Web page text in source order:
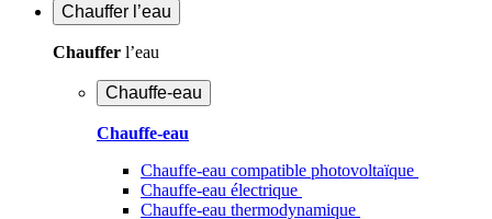
Chauffer l’eau
Chauffer l’eau
Chauffe-eau
Chauffe-eau
Chauffe-eau compatible photovoltaïque
Chauffe-eau électrique
Chauffe-eau thermodynamique